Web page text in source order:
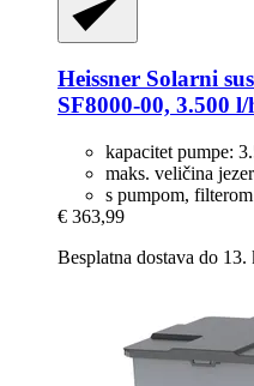
Heissner Solarni
SF8000-​00, 3.500 l/
kapacitet pumpe:
maks. veličina
s pumpom,
€ 363,99
Besplatna dostava do 13.